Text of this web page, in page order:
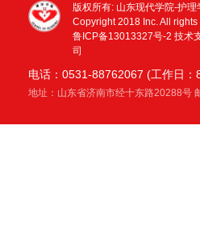
版权所有: 山东现代学院-护理
Copyright 2018 Inc. All rights
鲁ICP备13013327号-2 技术
司
电话：0531-88762067 (工作日：
地址：山东省济南市经十东路20288号